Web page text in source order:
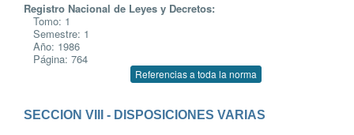
Registro Nacional de Leyes y Decretos:
Tomo: 1
Semestre: 1
Año: 1986
Página: 764
Referencias a toda la norma
SECCION VIII - DISPOSICIONES VARIAS